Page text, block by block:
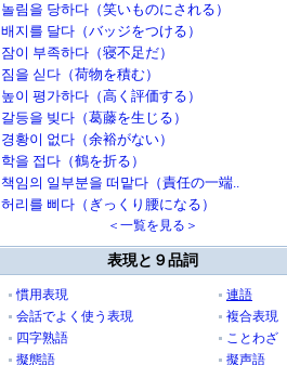
놀림을 당하다（笑いものにされる）
배지를 달다（バッジをつける）
잠이 부족하다（寝不足だ）
짐을 싣다（荷物を積む）
높이 평가하다（高く評価する）
갈등을 빚다（葛藤を生じる）
경황이 없다（余裕がない）
학을 접다（鶴を折る）
책임의 일부분을 떠맡다（責任の一端..
허리를 삐다（ぎっくり腰になる）
＜一覧を見る＞
表現と９品詞
慣用表現
連語
会話でよく使う表現
複合表現
四字熟語
ことわざ
擬態語
擬声語